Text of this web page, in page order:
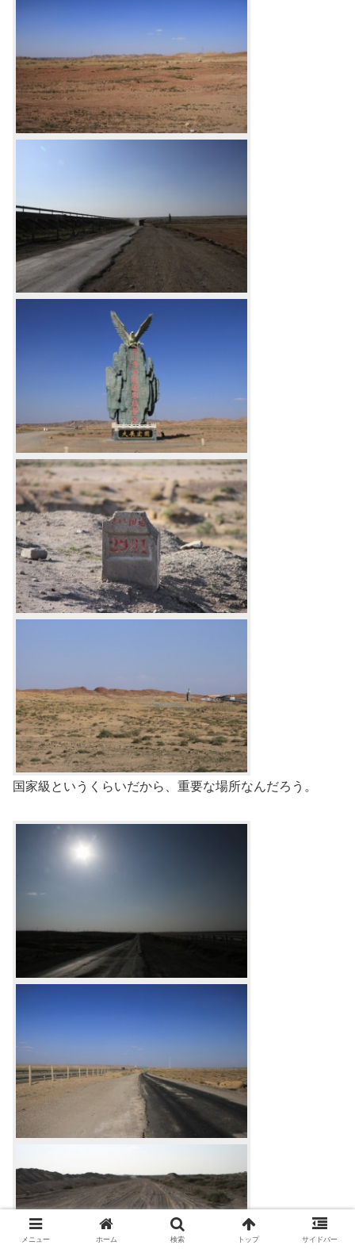
国家級というくらいだから、重要な場所なんだろう。
メニュー ホーム 検索 トップ サイドバー